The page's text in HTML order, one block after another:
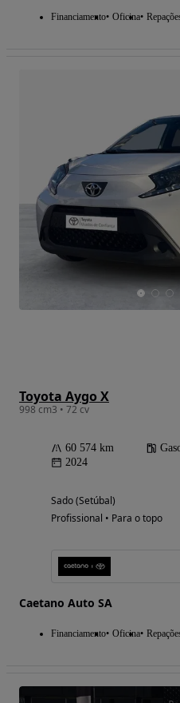
Financiamento Oficina
Toyota Aygo X
998 cm3 • 72 cv
60 574 km
2024
Sado (Setúbal)
Profissional • Para o topo
Caetano Auto SA
Financiamento Oficina